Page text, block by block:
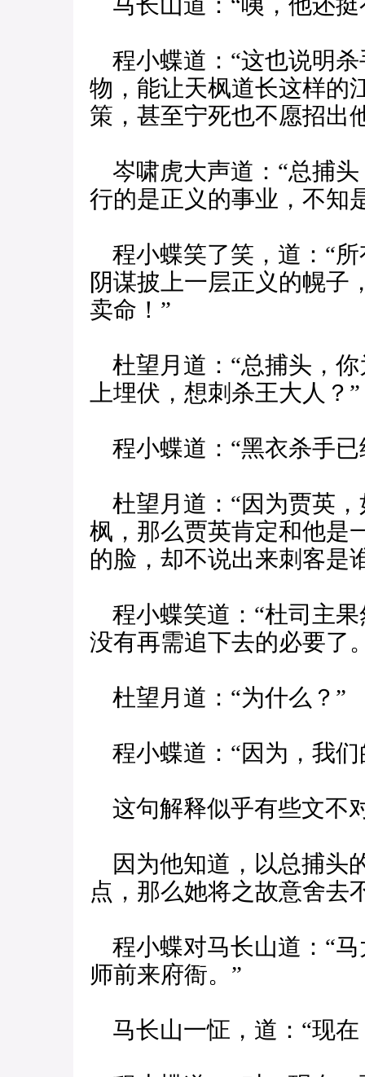
程小蝶道：“这也说明
物，能让天枫道长这样的
策，甚至宁死也不愿招出
岑啸虎大声道：“总捕
行的是正义的事业，不知
程小蝶笑了笑，道：“
阴谋披上一层正义的幌子
卖命！”
杜望月道：“总捕头，
上埋伏，想刺杀王大人？”
程小蝶道：“黑衣杀手已
杜望月道：“因为贾英
枫，那么贾英肯定和他是
的脸，却不说出来刺客是
程小蝶笑道：“杜司主
没有再需追下去的必要了
杜望月道：“为什么？”
程小蝶道：“因为，我们
这句解释似乎有些文不
因为他知道，以总捕头
点，那么她将之故意舍去
程小蝶对马长山道：“
师前来府衙。”
马长山一怔，道：“现在